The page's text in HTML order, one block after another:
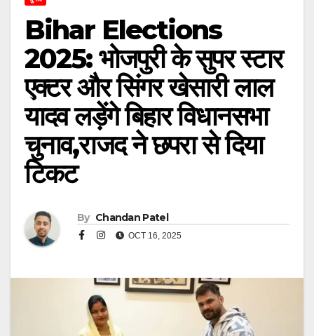
Bihar Elections
2025: भोजपुरी के सुपर स्टार
एक्टर और सिंगर खेसारी लाल
यादव लड़ेंगे बिहार विधानसभा
चुनाव,राजद ने छपरा से दिया
टिकट
By Chandan Patel
OCT 16, 2025